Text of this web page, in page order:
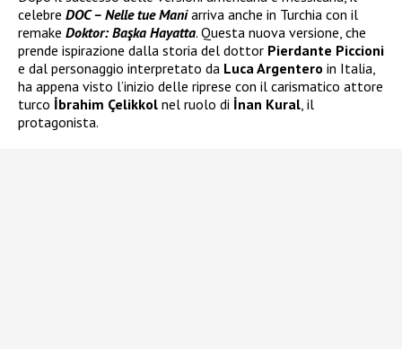
celebre DOC – Nelle tue Maniarriva anche in Turchia con il
remake Doktor: Başka Hayatta. Questa nuova versione, che
prende ispirazione dalla storia del dottor Pierdante Piccioni
e dal personaggio interpretato da Luca Argentero in Italia,
ha appena visto l’inizio delle riprese con il carismatico attore
turco İbrahim Çelikkol nel ruolo di İnan Kural, il
protagonista.